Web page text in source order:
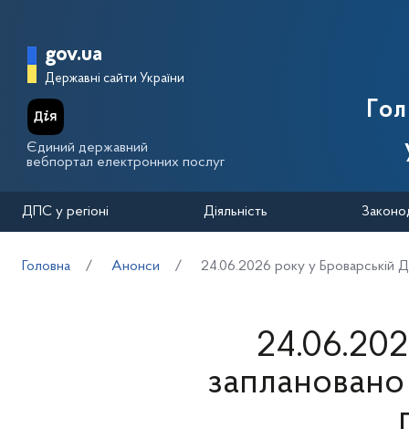
Головна сторінка Державної
gov.ua
Державні сайти України
Єдиний державний
вебпортал електронних послуг
ДПС у регіоні Діяльність
Головна Анонси 24.06.2026 року у Броварській